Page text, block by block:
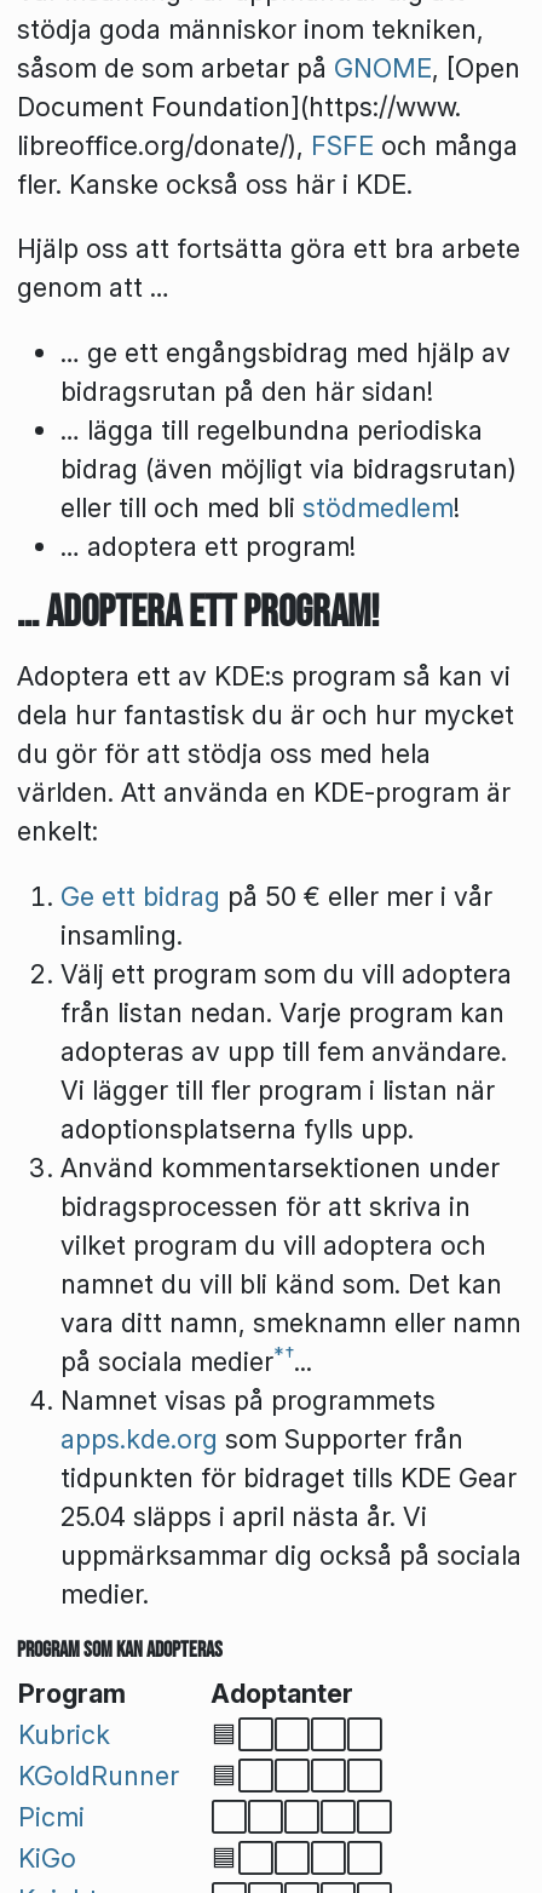
stödja goda människor inom tekniken,
såsom de som arbetar på GNOME, [Open
Document Foundation](https://www.
libreoffice.org/donate/), FSFE och många
fler. Kanske också oss här i KDE.
Hjälp oss att fortsätta göra ett bra arbete
genom att …
… ge ett engångsbidrag med hjälp av
bidragsrutan på den här sidan!
… lägga till regelbundna periodiska
bidrag (även möjligt via bidragsrutan)
eller till och med bli stödmedlem!
… adoptera ett program!
… adoptera ett program!
Adoptera ett av KDE:s program så kan vi
dela hur fantastisk du är och hur mycket
du gör för att stödja oss med hela
världen. Att använda en KDE-program är
enkelt:
Ge ett bidrag på 50 € eller mer i vår
insamling.
Välj ett program som du vill adoptera
från listan nedan. Varje program kan
adopteras av upp till fem användare.
Vi lägger till fler program i listan när
adoptionsplatserna fylls upp.
Använd kommentarsektionen under
bidragsprocessen för att skriva in
vilket program du vill adoptera och
namnet du vill bli känd som. Det kan
vara ditt namn, smeknamn eller namn
på sociala medier*†...
Namnet visas på programmets
apps.kde.org som Supporterfrån
tidpunkten för bidraget tills KDE Gear
25.04 släpps i april nästa år. Vi
uppmärksammar dig också på sociala
medier.
Program som kan adopteras
Program
Adoptanter
Kubrick
🟦⬜⬜⬜⬜
KGoldRunner
🟦⬜⬜⬜⬜
Picmi
KiGo
🟦⬜⬜⬜⬜